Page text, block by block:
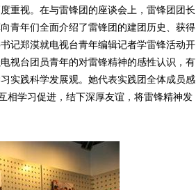
视。在与雷锋团的座谈会上，雷锋团团长
青年们全面介绍了雷锋团的建团历史、获得
记郑漠就电视台青年编辑记者学雷锋活动开
视台团员青年的对雷锋精神的感性认识，有
实践科学发展观。她代表实践团全体成员感
相学习促进，结下深厚友谊，将雷锋精神发